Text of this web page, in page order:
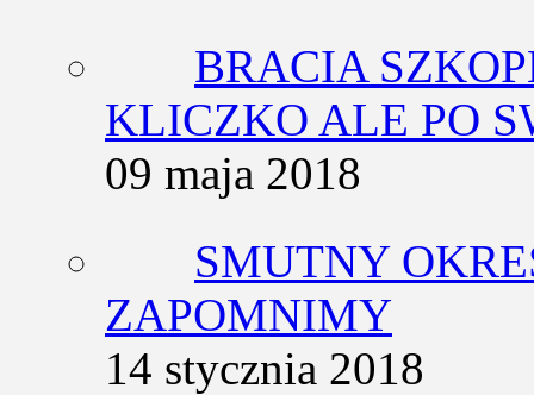
BRACIA
KLICZKO ALE PO
09 maja 2018
SMUTNY
ZAPOMNIMY
14 stycznia 2018